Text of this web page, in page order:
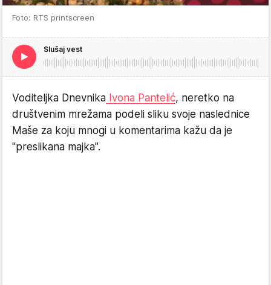
Foto: RTS printscreen
Slušaj vest
Voditeljka Dnevnika Ivona Pantelić, neretko na
društvenim mrežama podeli sliku svoje naslednice
Maše za koju mnogi u komentarima kažu da je
"preslikana majka".